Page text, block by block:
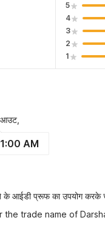
5
4
3
2
1
AM
के आईडी प्रूफ का उपयोग
trade name of